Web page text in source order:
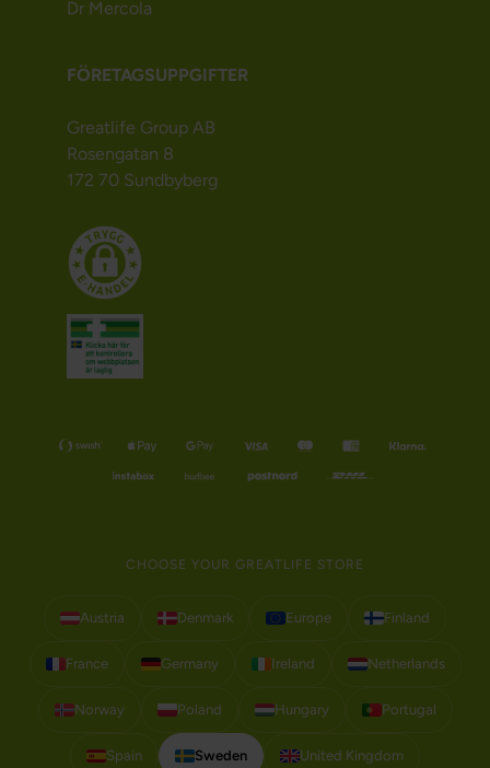
Dr Mercola
FÖRETAGSUPPGIFTER
Greatlife Group AB
Rosengatan 8
172 70 Sundbyberg
CHOOSE YOUR GREATLIFE STORE
Austria Denmark Europe Finland
France Germany Ireland Netherlands
Norway Poland Hungary Portugal
Spain Sweden United Kingdom